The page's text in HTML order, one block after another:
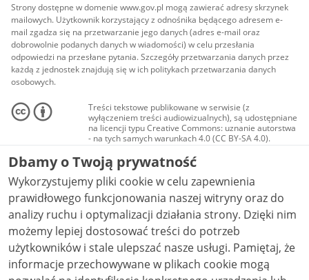
Strony dostępne w domenie www.gov.pl mogą zawierać adresy skrzynek
mailowych. Użytkownik korzystający z odnośnika będącego adresem e-
mail zgadza się na przetwarzanie jego danych (adres e-mail oraz
dobrowolnie podanych danych w wiadomości) w celu przesłania
odpowiedzi na przesłane pytania. Szczegóły przetwarzania danych przez
każdą z jednostek znajdują się w ich politykach przetwarzania danych
osobowych.
Treści tekstowe publikowane w serwisie (z
wyłączeniem treści audiowizualnych), są udostępniane
na licencji typu Creative Commons: uznanie autorstwa
- na tych samych warunkach 4.0 (CC BY-SA 4.0).
Materiały audiowizualne, w tym zdjęcia, materiały
audio i wideo, są udostępniane na licencji typu
Creative Commons: uznanie autorstwa użycie
niekomercyjne - bez utworów zależnych 4.0 (CC BY-
NC-ND 4.0), o ile nie jest to stwierdzone inaczej.
Dbamy o Twoją prywatność
Wykorzystujemy pliki cookie w celu zapewnienia
prawidłowego funkcjonowania naszej witryny oraz do
analizy ruchu i optymalizacji działania strony. Dzięki nim
możemy lepiej dostosować treści do potrzeb
użytkowników i stale ulepszać nasze usługi. Pamiętaj, że
informacje przechowywane w plikach cookie mogą